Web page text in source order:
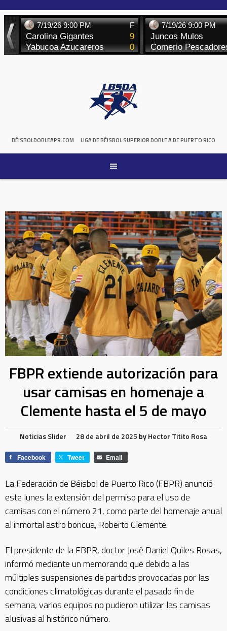
to
content
BÉISBOLDOBLEAPR.COM LIGA DE BÉISBOL SUPERIOR DOBLE A DE PUERTO RICO
FBPR extiende autorización para
usar camisas en homenaje a
Clemente hasta el 5 de mayo
NoticiasSlider 28 de abril de 2025 byHector Titito Rosa
Facebook Tweet Email
La Federación de Béisbol de Puerto Rico (FBPR) anunció
este lunes la extensión del permiso para el uso de
camisas con el número 21, como parte del homenaje anual
al inmortal astro boricua, Roberto Clemente.
El presidente de la FBPR, doctor José Daniel Quiles Rosas,
informó mediante un memorando que debido a las
múltiples suspensiones de partidos provocadas por las
condiciones climatológicas durante el pasado fin de
semana, varios equipos no pudieron utilizar las camisas
alusivas al histórico número.